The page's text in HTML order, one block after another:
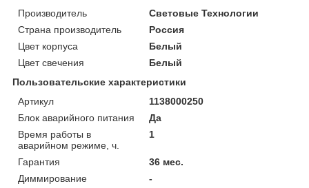
Производитель
Световые Технологии
Страна производитель
Россия
Цвет корпуса
Белый
Цвет свечения
Белый
Пользовательские характеристики
Артикул
1138000250
Блок аварийного питания
Да
Время работы в
аварийном режиме, ч.
1
Гарантия
36 мес.
Диммирование
-